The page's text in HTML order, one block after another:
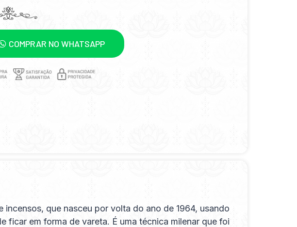
COMPRAR NO WHATSAPP
incensos, que nasceu por volta do ano de 1964, usando
ficar em forma de vareta. É uma técnica milenar que foi